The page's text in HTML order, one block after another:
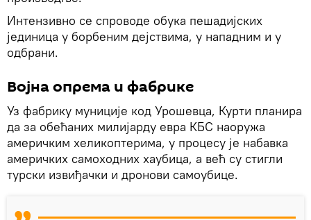
Интензивно се спроводе обука пешадијских
јединица у борбеним дејствима, у нападним и у
одбрани.
Војна опрема и фабрике
Уз фабрику муниције код Урошевца, Курти планира
да за обећаних милијарду евра КБС наоружа
америчким хеликоптерима, у процесу је набавка
америчких самоходних хаубица, а већ су стигли
турски извиђачки и дронови самоубице.